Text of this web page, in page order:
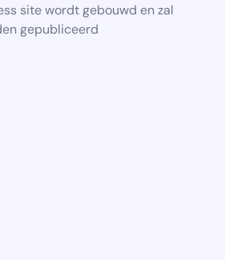
site wordt gebouwd en zal
gepubliceerd